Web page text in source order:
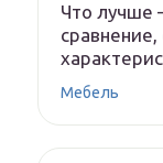
Что лучше
Мебель